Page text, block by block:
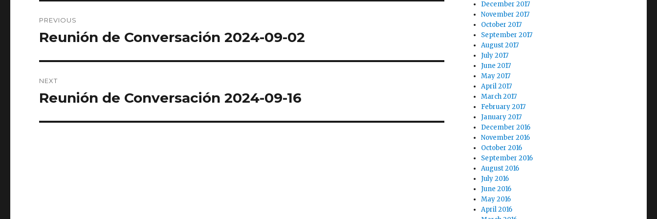
navigation
PREVIOUS
Previous
Reunión de Conversación 2024-09-02
NEXT
Next
Reunión de Conversación 2024-09-16
December 2017
November 2017
October 2017
September 2017
August 2017
July 2017
June 2017
May 2017
April 2017
March 2017
February 2017
January 2017
December 2016
November 2016
October 2016
September 2016
August 2016
July 2016
June 2016
May 2016
April 2016